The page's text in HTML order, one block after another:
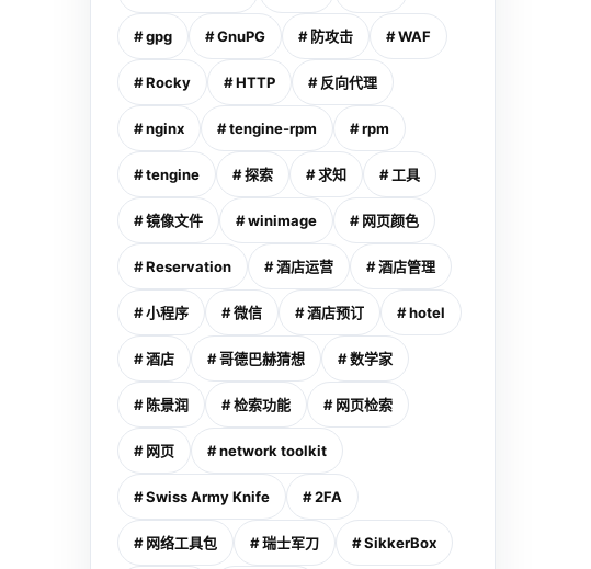
# gpg # GnuPG # 防攻击 # WAF
# Rocky # HTTP # 反向代理
# nginx # tengine-rpm # rpm
# tengine # 探索 # 求知 # 工具
# 镜像文件 # winimage # 网页颜色
# Reservation # 酒店运营 # 酒店管理
# 小程序 # 微信 # 酒店预订 # hotel
# 酒店 # 哥德巴赫猜想 # 数学家
# 陈景润 # 检索功能 # 网页检索
# 网页 # network toolkit
# Swiss Army Knife # 2FA
# 网络工具包 # 瑞士军刀 # SikkerBox